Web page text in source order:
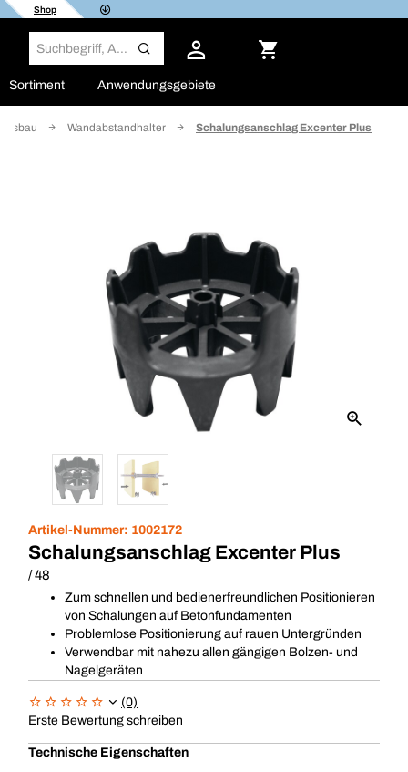
Shop
Sortiment Anwendungsgebiete
Wandabstandhalter Schalungsanschlag Excenter Plus
Artikel-Nummer: 1002172
Schalungsanschlag Excenter Plus
/ 48
Zum schnellen und bedienerfreundlichen Positionieren
von Schalungen auf Betonfundamenten
Problemlose Positionierung auf rauen Untergründen
Verwendbar mit nahezu allen gängigen Bolzen- und
Nagelgeräten
(0)
Erste Bewertung schreiben
Technische Eigenschaften